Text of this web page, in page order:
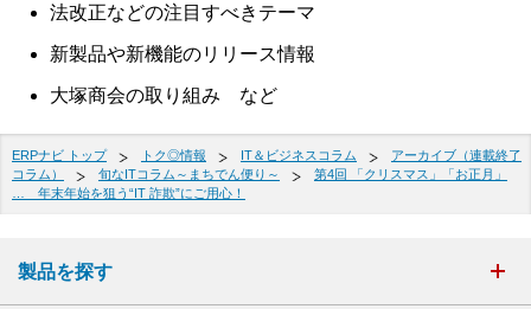
法改正などの注目すべきテーマ
新製品や新機能のリリース情報
大塚商会の取り組み など
ERPナビ トップ トク◎情報 IT＆ビジネスコラム
アーカイブ（連載終了
コラム）
旬なITコラム～まちでん便り～
第4回 「クリスマス」「お正月」
… 年末年始を狙う“IT 詐欺”にご用心！
製品を探す